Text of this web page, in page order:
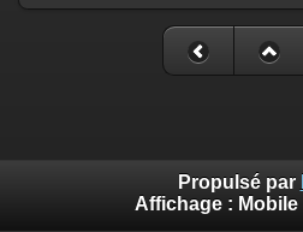
Propulsé par
Affichage : Mobile